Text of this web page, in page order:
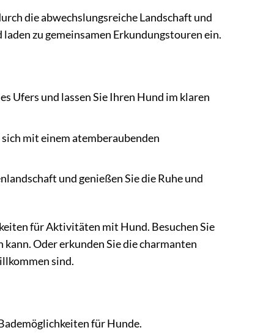
die abwechslungsreiche Landschaft und
zu gemeinsamen Erkundungstouren ein.
Ufers und lassen Sie Ihren Hund im klaren
mit einem atemberaubenden
und genießen Sie die Ruhe und
für Aktivitäten mit Hund. Besuchen Sie
Oder erkunden Sie die charmanten
sind.
für Hunde.